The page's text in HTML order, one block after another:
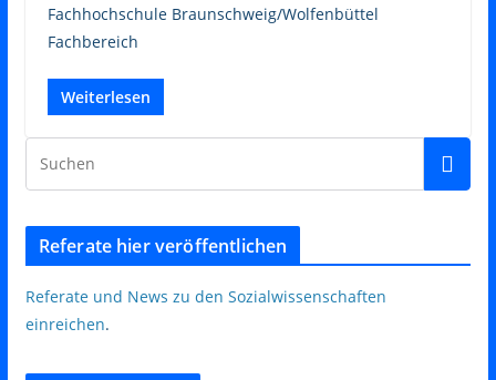
Fachhochschule Braunschweig/Wolfenbüttel
Fachbereich
Weiterlesen
Referate hier veröffentlichen
Referate und News zu den Sozialwissenschaften
einreichen.